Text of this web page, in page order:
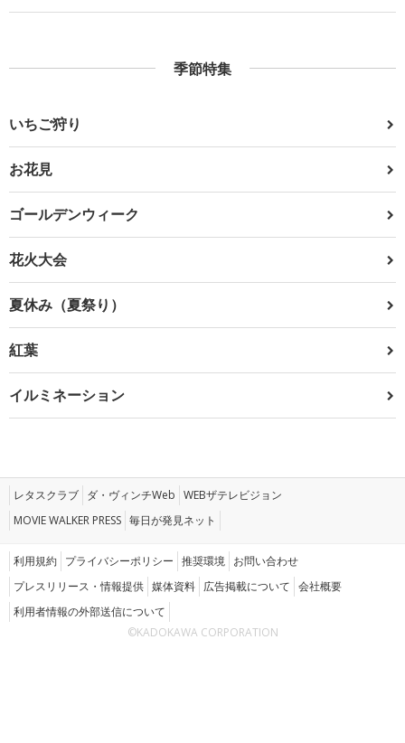
季節特集
いちご狩り
お花見
ゴールデンウィーク
花火大会
夏休み（夏祭り）
紅葉
イルミネーション
レタスクラブ ダ・ヴィンチWeb WEBザテレビジョン
MOVIE WALKER PRESS 毎日が発見ネット
利用規約 プライバシーポリシー 推奨環境 お問い合わせ
プレスリリース・情報提供 媒体資料 広告掲載について 会社概要
利用者情報の外部送信について
©KADOKAWA CORPORATION